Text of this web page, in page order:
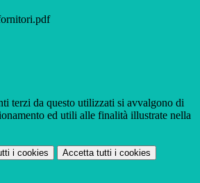
terzi da questo utilizzati si avvalgono di
ed utili alle finalità illustrate nella
i cookies Accetta tutti i cookies